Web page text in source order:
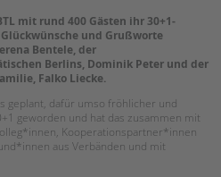
mit rund 400 Gästen ihr 30+1-
und Grußworte
Bentele, der
Berlins, Dominik Peter und der
Falko Liecke.
geplant, dafür umso fröhlicher und
geworden und hat das zusammen mit
Kooperationspartner*innen
aus Verbänden und mit